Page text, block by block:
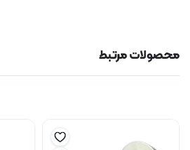
محصولات مرتبط